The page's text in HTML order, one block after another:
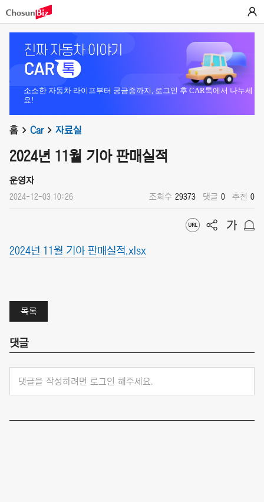
소소한 자동차 라이프부터 궁금증까지, 로그인 후 CAR톡에서 나누세
요!
홈 Car 자료실
2024년 11월 기아 판매실적
운영자
2024-12-03 10:26 조회수 29373 댓글 0 추천 0
2024년 11월 기아 판매실적.xlsx
목록
댓글
댓글을 작성하려면 로그인 해주세요.